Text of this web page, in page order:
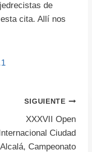
de
cita. Allí nos
SIGUIENTE
XXXVII Open
Ciudad
Campeonato